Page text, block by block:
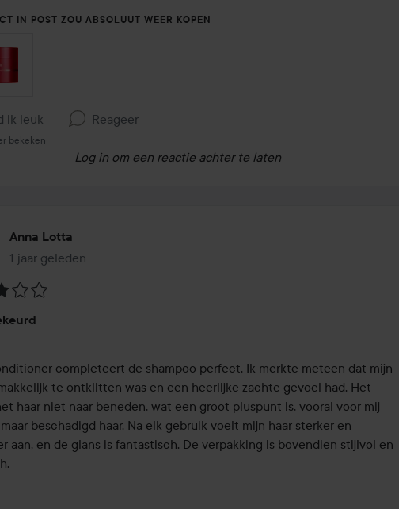
IN POST ZOU ABSOLUUT WEER KOPEN
ik leuk Reageer
bekeken
Log in om een reactie achter te laten
Anna Lotta
1 jaar geleden
Het bericht is gemaakt 1 jaar geleden
completeert de shampoo perfect. Ik merkte meteen dat mijn
te ontklitten was en een heerlijke zachte gevoel had. Het
haar niet naar beneden, wat een groot pluspunt is, vooral voor mij
beschadigd haar. Na elk gebruik voelt mijn haar sterker en
aan, en de glans is fantastisch. De verpakking is bovendien stijlvol en